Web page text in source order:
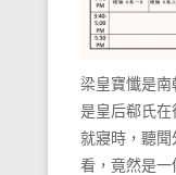
梁皇寶懺是
是皇后郗氏
就寢時，聽
看，竟然是一